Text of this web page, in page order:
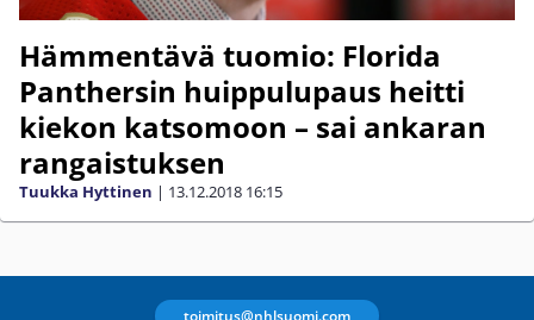
Hämmentävä tuomio: Florida
Panthersin huippulupaus heitti
kiekon katsomoon – sai ankaran
rangaistuksen
Tuukka Hyttinen | 13.12.2018 16:15
toimitus@nhlsuomi.com